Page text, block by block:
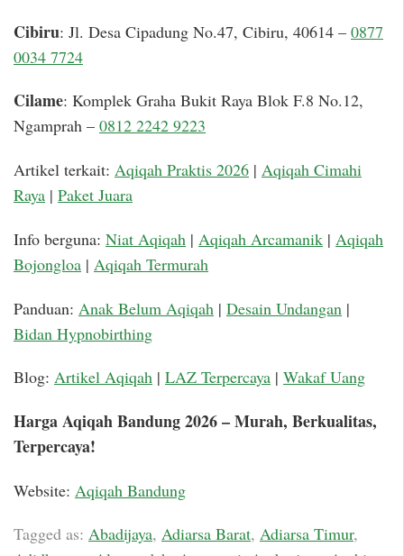
Cibiru: Jl. Desa Cipadung No.47, Cibiru, 40614 – 0877
0034 7724
Cilame: Komplek Graha Bukit Raya Blok F.8 No.12,
Ngamprah – 0812 2242 9223
Artikel terkait: Aqiqah Praktis 2026 | Aqiqah Cimahi
Raya | Paket Juara
Info berguna: Niat Aqiqah | Aqiqah Arcamanik | Aqiqah
Bojongloa | Aqiqah Termurah
Panduan: Anak Belum Aqiqah | Desain Undangan |
Bidan Hypnobirthing
Blog: Artikel Aqiqah | LAZ Terpercaya | Wakaf Uang
Harga Aqiqah Bandung 2026 – Murah, Berkualitas,
Terpercaya!
Website: Aqiqah Bandung
Tagged as: Abadijaya, Adiarsa Barat, Adiarsa Timur,